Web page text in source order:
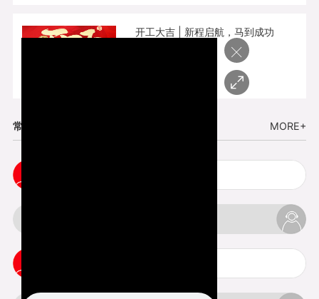
开工大吉 | 新程启航，马到成功
常见问题 MORE+
×